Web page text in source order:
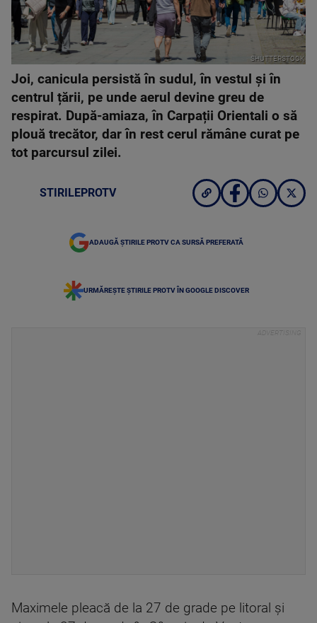
SHUTTERSTOCK
Joi, canicula persistă în sudul, în vestul și în
centrul țării, pe unde aerul devine greu de
respirat. După-amiaza, în Carpații Orientali o să
plouă trecător, dar în rest cerul rămâne curat pe
tot parcursul zilei.
STIRILEPROTV
ADAUGĂ ȘTIRILE PROTV CA SURSĂ PREFERATĂ
URMĂREȘTE ȘTIRILE PROTV ÎN GOOGLE DISCOVER
Maximele pleacă de la 27 de grade pe litoral și